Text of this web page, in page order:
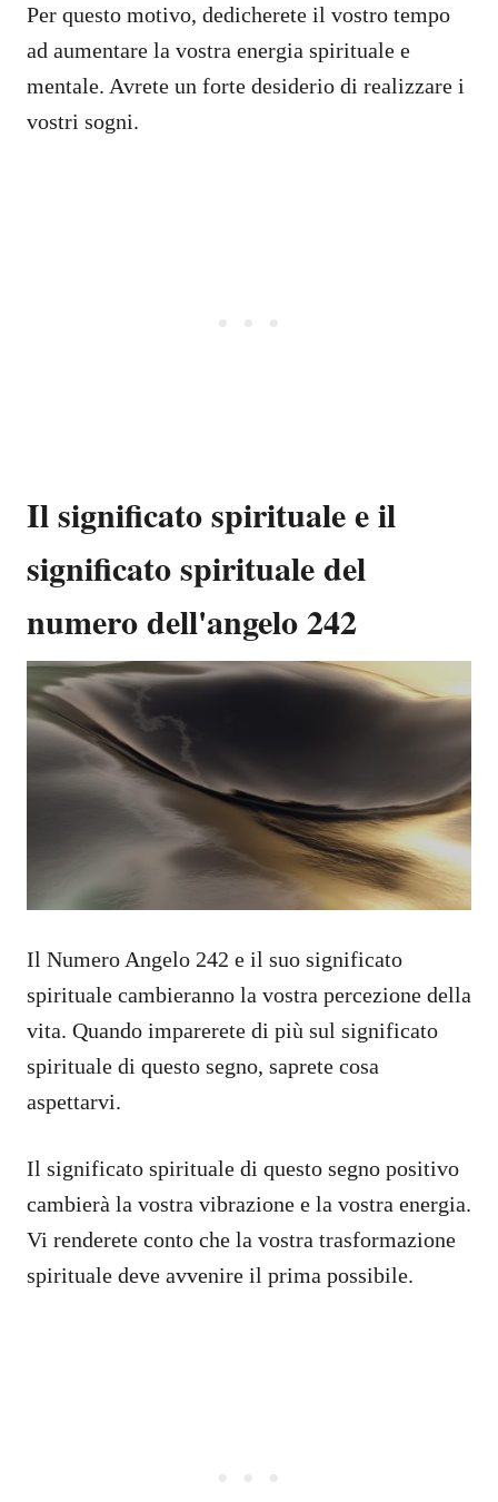
Per questo motivo, dedicherete il vostro tempo
ad aumentare la vostra energia spirituale e
mentale. Avrete un forte desiderio di realizzare i
vostri sogni.
Il significato spirituale e il
significato spirituale del
numero dell'angelo 242
Il Numero Angelo 242 e il suo significato
spirituale cambieranno la vostra percezione della
vita. Quando imparerete di più sul significato
spirituale di questo segno, saprete cosa
aspettarvi.
Il significato spirituale di questo segno positivo
cambierà la vostra vibrazione e la vostra energia.
Vi renderete conto che la vostra trasformazione
spirituale deve avvenire il prima possibile.